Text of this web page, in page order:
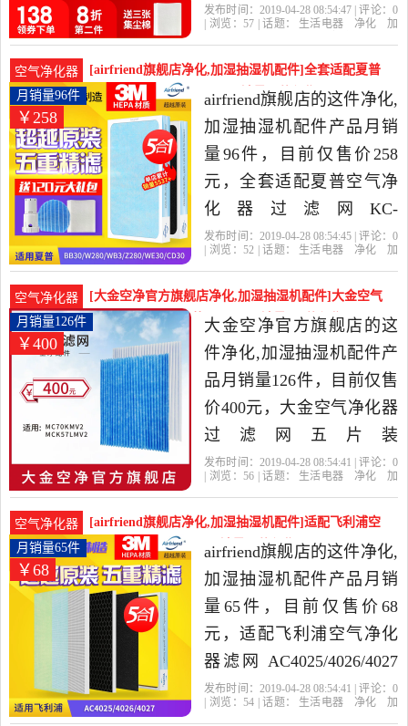
网203/303/270eslim滤芯是
精选生活电器当中性价比
很高的净化,加湿抽湿机配
件，由上海发货。
发布时间：2019-04-28 08:54:47 | 评论： 0
| 浏览：57 | 话题： 生活电器 净化
加
空气净化器
[airfriend旗舰店净化,加湿抽湿机配件]全套适配夏普
空气净化器过滤网KC-W月销量96件仅售258元
￥258
月销量96件
airfriend旗舰店的这件净化,
加湿抽湿机配件产品月销
量96件，目前仅售价258
元，全套适配夏普空气净
化器过滤网KC-
W280SW/Z280/CE60滤芯
airfriend旗舰店精选生活电
器当中性价比很高的净化,
加湿抽湿机配件，由北京
发货。
发布时间：2019-04-28 08:54:45 | 评论： 0
| 浏览：52 | 话题： 生活电器 净化
加
空气净化器
[大金空净官方旗舰店净化,加湿抽湿机配件]大金空气
净化器过滤网五片装MC70K月销量126件仅售400元
￥400
月销量126件
大金空净官方旗舰店的这
件净化,加湿抽湿机配件产
品月销量126件，目前仅售
价400元，大金空气净化器
过滤网五片装
MC70KMV2MCK57LMV2
年大金空净官方旗舰店精
选生活电器当中性价比很
高的净化,加湿抽湿机配
件，由上海发货。
发布时间：2019-04-28 08:54:41 | 评论： 0
| 浏览：56 | 话题： 生活电器 净化
加
空气净化器
[airfriend旗舰店净化,加湿抽湿机配件]适配飞利浦空
气净化器滤网 AC402月销量65件仅售68元
￥68
月销量65件
airfriend旗舰店的这件净化,
加湿抽湿机配件产品月销
量65件，目前仅售价68
元，适配飞利浦空气净化
器滤网 AC4025/4026/4027
滤芯AC4104/03/4127是
发布时间：2019-04-28 08:54:41 | 评论： 0
| 浏览：54 | 话题： 生活电器 净化
加